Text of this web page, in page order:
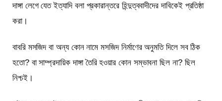
দাঙ্গা লেগে যেত ইত্যাদি বলা প্রকারান্তরে হিন্দুত্ববাদীদের দাবিকেই প্রতিষ্ঠা
করা।
বাবরি মসজিদ বা অন্য কোন নামে মসজিদ নির্মাণের অনুমতি দিলে সব ঠিক
হতো? বা সাম্প্রদায়িক দাঙ্গা তৈরি হওয়ার কোন সম্ভাবনা ছিল না? ছিল
নিশ্চই।